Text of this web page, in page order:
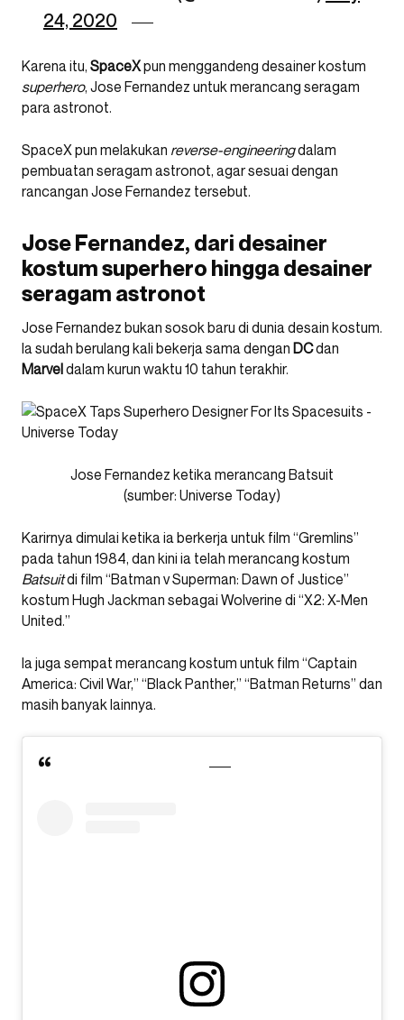
24, 2020
Karena itu, SpaceXpun menggandeng desainer kostum
superhero, Jose Fernandez untuk merancang seragam
para astronot.
SpaceX pun melakukan reverse-engineeringdalam
pembuatan seragam astronot, agar sesuai dengan
rancangan Jose Fernandez tersebut.
Jose Fernandez, dari desainer
kostum superhero hingga desainer
seragam astronot
Jose Fernandez bukan sosok baru di dunia desain kostum.
Ia sudah berulang kali bekerja sama dengan DCdan
Marveldalam kurun waktu 10 tahun terakhir.
Jose Fernandez ketika merancang Batsuit
(sumber: Universe Today)
Karirnya dimulai ketika ia berkerja untuk film “Gremlins”
pada tahun 1984, dan kini ia telah merancang kostum
Batsuitdi film “Batman v Superman: Dawn of Justice”
kostum Hugh Jackman sebagai Wolverine di “X2: X-Men
United.”
Ia juga sempat merancang kostum untuk film “Captain
America: Civil War,” “Black Panther,” “Batman Returns” dan
masih banyak lainnya.